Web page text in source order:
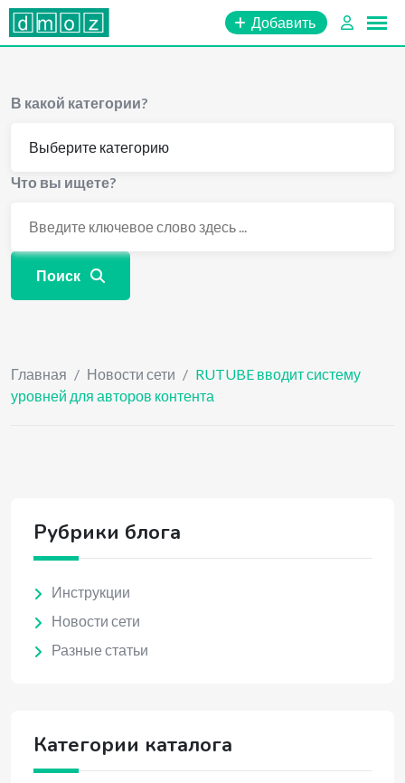
Перейти
содержимому
Добавить
В какой категории?
Что вы ищете?
Поиск
Главная / Новости сети / RUTUBE вводит систему
уровней для авторов контента
Рубрики блога
Инструкции
Новости сети
Разные статьи
Категории каталога